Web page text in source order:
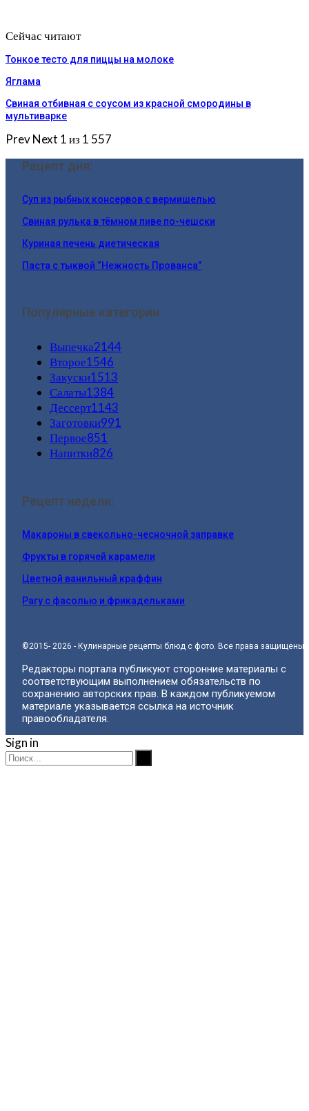
Сейчас читают
Тонкое тесто для пиццы на молоке
Яглама
Свиная отбивная с соусом из красной смородины в
мультиварке
PrevNext 1 из 1 557
Рецепт дня:
Суп из рыбных консервов с вермишелью
Свиная рулька в тёмном пиве по-чешски
Куриная печень диетическая
Паста с тыквой “Нежность Прованса”
Популярные категории
Выпечка2144
Второе1546
Закуски1513
Салаты1384
Дессерт1143
Заготовки991
Первое851
Напитки826
Рецепт недели:
Макароны в свекольно-чесночной заправке
Фрукты в горячей карамели
Цветной ванильный краффин
Рагу с фасолью и фрикадельками
©2015- 2026 - Кулинарные рецепты блюд с фото. Все права защищены.
Редакторы портала публикуют сторонние материалы с
соответствующим выполнением обязательств по
сохранению авторских прав. В каждом публикуемом
материале указывается ссылка на источник
правообладателя.
Sign in